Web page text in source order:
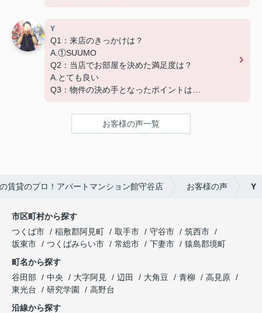
Y
Q1：来店のきっかけは？
A.①SUUMO
Q2：当店でお部屋を決めた満足度は？
A.とても良い
Q3：物件の決め手となったポイントは？
お客様の声一覧
賃貸のプロ！アパートマンション館守谷店 お客様の声 Y
市区町村から探す
つくば市
稲敷郡阿見町 取手市 守谷市
筑西市
坂東市
つくばみらい市 常総市 下妻市
猿島郡境町
町名から探す
谷田部
中央 大字阿見 辺田 大角豆 青柳
高見原
東光台
研究学園
高野台
沿線から探す